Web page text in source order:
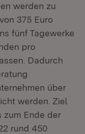
werden zu
375 Euro
fünf Tagewerke
pro
Dadurch
über
werden. Ziel
zum Ende der
rund 450